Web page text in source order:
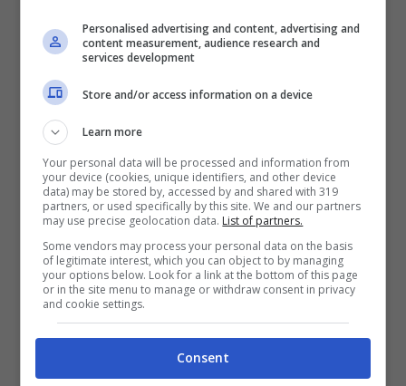
cui venne ucciso Thomas con solo colpo in
fronte non è stata mai trovata
essere, dopo l’udienza di venerdì, la testimone
della Pubblica accusa relativamente al casco
presente in macchina, mentre si recano con
Mattia alla festa di Veroli. Il rumore che
faceva il casco, sistemato nel portabagagli,
l’ha portata a chiedere all’ex fidanzato perché
fosse in auto.
senza Mattia che arrivò dopo. Nel viaggio di
ritorno il rumore non c’era più – ha
Personalised advertising and content, advertising and
content measurement, audience research and
services development
Store and/or access information on a device
Learn more
Your personal data will be processed and information from
your device (cookies, unique identifiers, and other device
data) may be stored by, accessed by and shared with 319
partners, or used specifically by this site. We and our partners
may use precise geolocation data. List of partners.
Some vendors may process your personal data on the basis
of legitimate interest, which you can object to by managing
your options below. Look for a link at the bottom of this page
or in the site menu to manage or withdraw consent in privacy
and cookie settings.
Consent